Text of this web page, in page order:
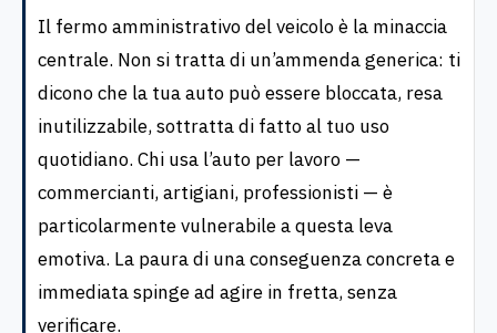
Il fermo amministrativo del veicolo è la minaccia
centrale. Non si tratta di un’ammenda generica: ti
dicono che la tua auto può essere bloccata, resa
inutilizzabile, sottratta di fatto al tuo uso
quotidiano. Chi usa l’auto per lavoro —
commercianti, artigiani, professionisti — è
particolarmente vulnerabile a questa leva
emotiva. La paura di una conseguenza concreta e
immediata spinge ad agire in fretta, senza
verificare.